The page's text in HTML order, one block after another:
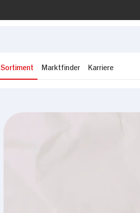
Sortiment Marktfinder Karriere